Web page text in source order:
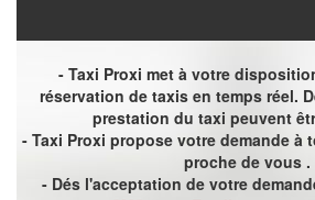
- Taxi Proxi met à votre
réservation de taxis en temps réel.
prestation du taxi peuvent
- Taxi Proxi propose votre demande à
proche de vous .
- Dés l'acceptation de votre